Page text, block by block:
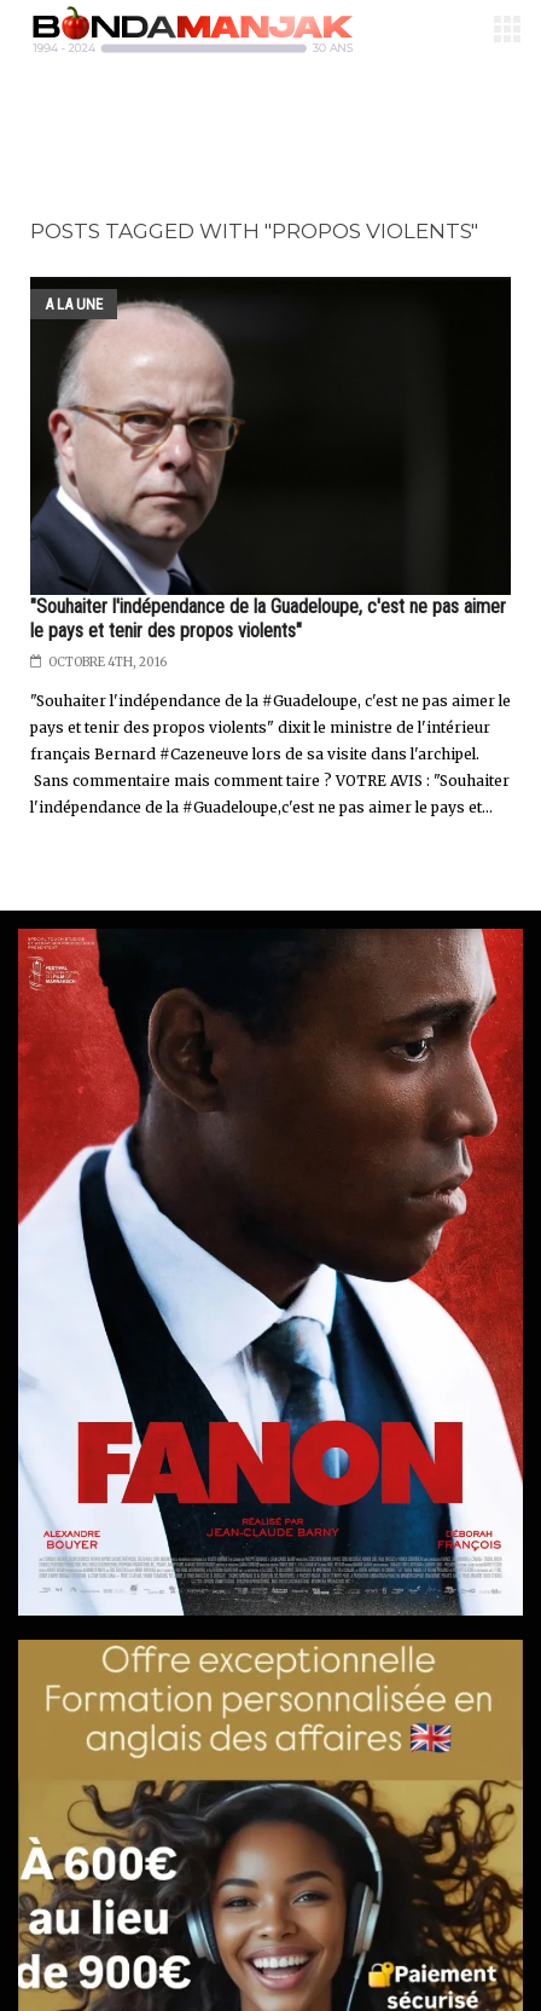
POSTS TAGGED WITH "PROPOS VIOLENTS"
A LA UNE
"Souhaiter l'indépendance de la Guadeloupe, c'est ne pas aimer
le pays et tenir des propos violents"
OCTOBRE 4TH, 2016
"Souhaiter l'indépendance de la #Guadeloupe, c'est ne pas aimer le
pays et tenir des propos violents" dixit le ministre de l'intérieur
français Bernard #Cazeneuve lors de sa visite dans l'archipel.
Sans commentaire mais comment taire ? VOTRE AVIS : "Souhaiter
l'indépendance de la #Guadeloupe,c'est ne pas aimer le pays et...